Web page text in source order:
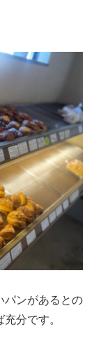
パンがあるとの
分です。